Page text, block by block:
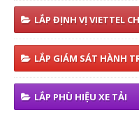
LẮP ĐỊNH VỊ VIETTEL
LẮP GIÁM SÁT HÀNH
LẮP PHÙ HIỆU XE TẢI